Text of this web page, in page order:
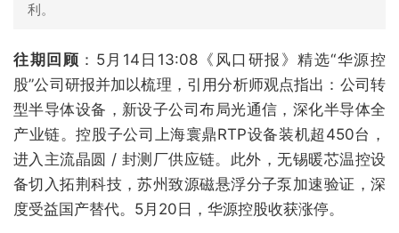
利。
往期回顾 ：5月14日13:08《风口研报》精选“华源控
股”公司研报并加以梳理，引用分析师观点指出：公司转
型半导体设备，新设子公司布局光通信，深化半导体全
产业链。控股子公司上海寰鼎RTP设备装机超450台，
进入主流晶圆 / 封测厂供应链。此外，无锡暖芯温控设
备切入拓荆科技，苏州致源磁悬浮分子泵加速验证，深
度受益国产替代。5月20日，华源控股收获涨停。